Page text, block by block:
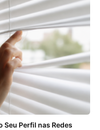
Seu Perfil nas Redes